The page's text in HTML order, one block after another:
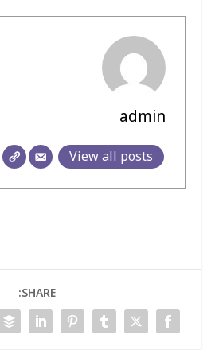
admin
View all posts
SHARE: